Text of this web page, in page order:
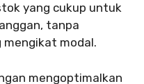
yang cukup untuk
tanpa
modal.
mengoptimalkan